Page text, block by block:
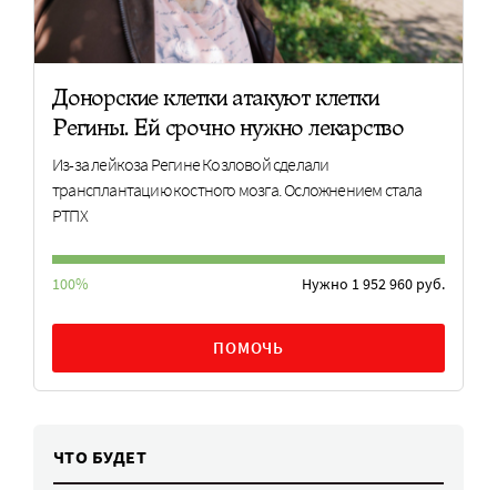
Донорские клетки атакуют клетки
Регины. Ей срочно нужно лекарство
Из-за лейкоза Регине Козловой сделали
трансплантацию костного мозга. Осложнением стала
РТПХ
100% Нужно 1 952 960 руб.
ПОМОЧЬ
ЧТО БУДЕТ